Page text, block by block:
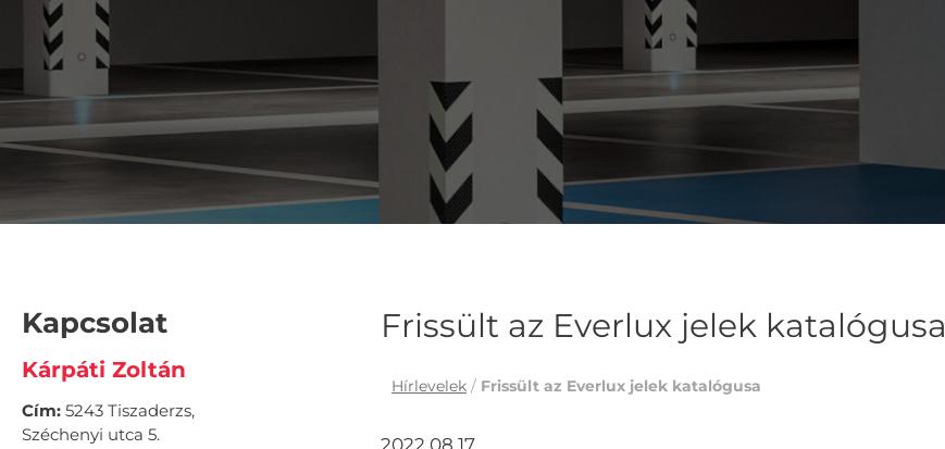
Kapcsolat
Kárpáti Zoltán
Cím: 5243 Tiszaderzs,
Széchenyi utca 5.
Frissült az Everlux jelek katalógusa
Hírlevelek / Frissült az Everlux jelek katalógusa
2022.08.17.